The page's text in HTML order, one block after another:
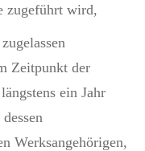
zugeführt wird,
Zeitpunkt der
ein Jahr
Werksangehörigen,